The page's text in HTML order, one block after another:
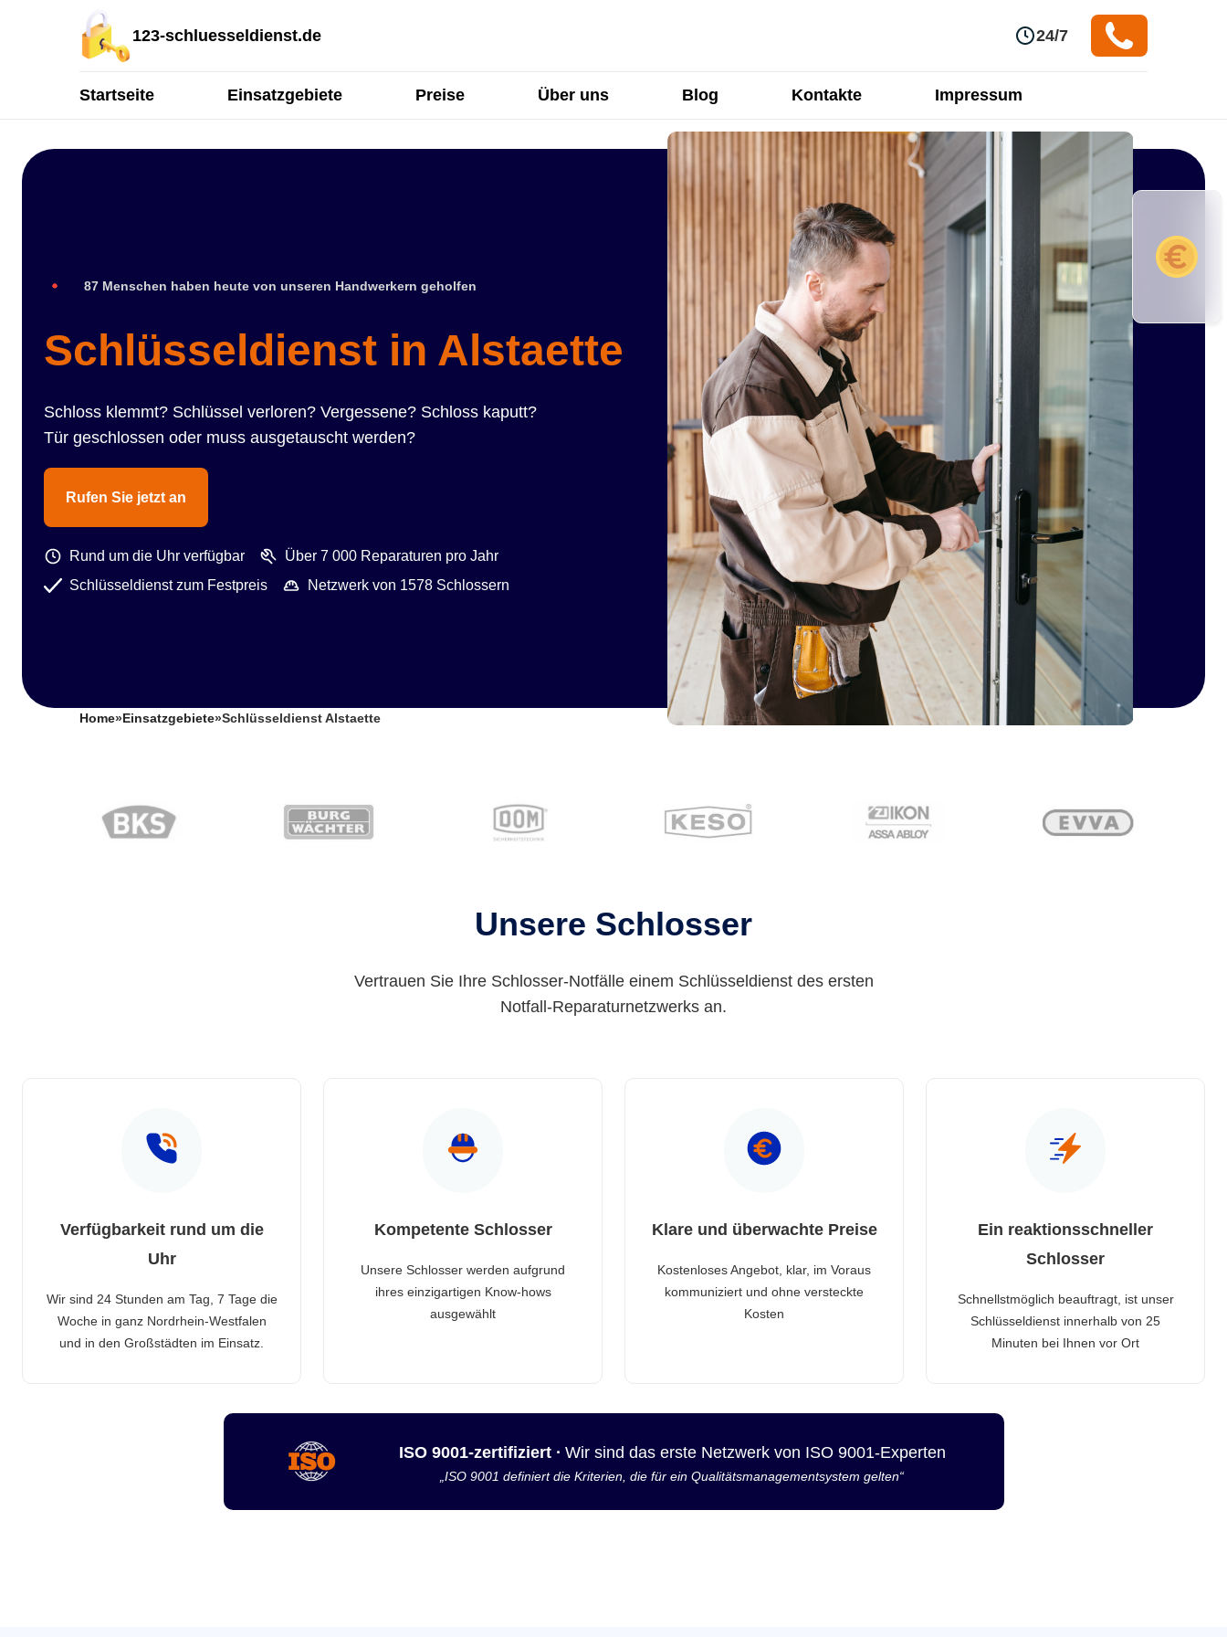
123-schluesseldienst.de 24/7
Startseite Einsatzgebiete Preise Über uns Blog Kontakte Impressum
87 Menschen haben heute von unseren Handwerkern geholfen
Schlüsseldienst in Alstaette
Schloss klemmt? Schlüssel verloren? Vergessene? Schloss kaputt?
Tür geschlossen oder muss ausgetauscht werden?
Rufen Sie jetzt an
Rund um die Uhr verfügbar
Über 7 000 Reparaturen pro Jahr
Schlüsseldienst zum Festpreis
Netzwerk von 1578 Schlossern
Home» Einsatzgebiete»Schlüsseldienst Alstaette
Unsere Schlosser
Vertrauen Sie Ihre Schlosser-Notfälle einem Schlüsseldienst des ersten
Notfall-Reparaturnetzwerks an.
Verfügbarkeit rund um die
Uhr
Wir sind 24 Stunden am Tag, 7 Tage die
Woche in ganz Nordrhein-Westfalen
und in den Großstädten im Einsatz.
Kompetente Schlosser
Unsere Schlosser werden aufgrund
ihres einzigartigen Know-hows
ausgewählt
Klare und überwachte Preise
Kostenloses Angebot, klar, im Voraus
kommuniziert und ohne versteckte
Kosten
Ein reaktionsschneller
Schlosser
Schnellstmöglich beauftragt, ist unser
Schlüsseldienst innerhalb von 25
Minuten bei Ihnen vor Ort
ISO 9001-zertifiziert · Wir sind das erste Netzwerk von ISO 9001-Experten
„ISO 9001 definiert die Kriterien, die für ein Qualitätsmanagementsystem gelten“